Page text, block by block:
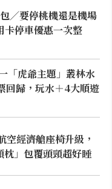
／要停桃機還是機場
卡停車優惠一次整
「虎爺主題」叢林水
回歸，玩水＋4大順遊
空經濟艙座椅升級，
」包覆頭頸超好睡